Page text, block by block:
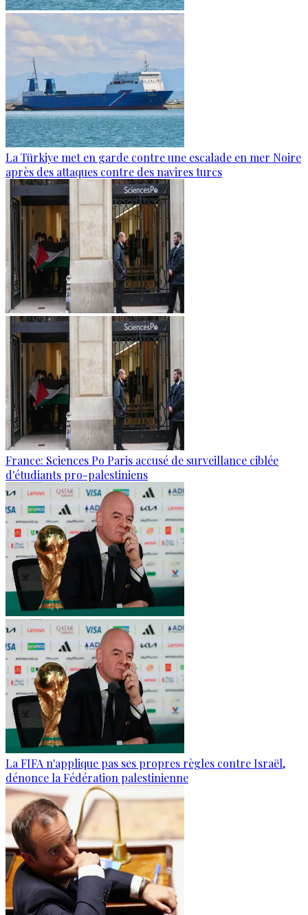
La Türkiye met en garde contre une escalade en mer Noire
après des attaques contre des navires turcs
France: Sciences Po Paris accusé de surveillance ciblée
d'étudiants pro-palestiniens
La FIFA n'applique pas ses propres règles contre Israël,
dénonce la Fédération palestinienne